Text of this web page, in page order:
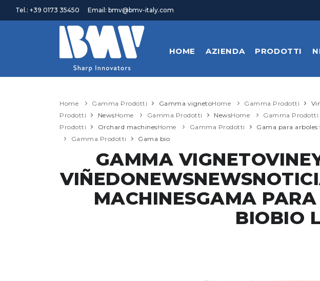
Tel.: +39 0173 35450 Email: bmv@bmv-italy.com
HOME AZIENDA PRODOTTI
Home Gamma Prodotti Gamma vignetoHome Gamma Prodotti
Prodotti
NewsHome Gamma Prodotti NewsHome Gamma Prodotti
Prodotti
Orchard machinesHome Gamma Prodotti Gama para arboles
Gamma Prodotti
Gama bio
GAMMA
MACHINESGAMA
BIOBIO